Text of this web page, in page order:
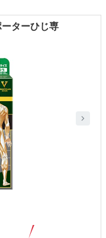
ターひじ専